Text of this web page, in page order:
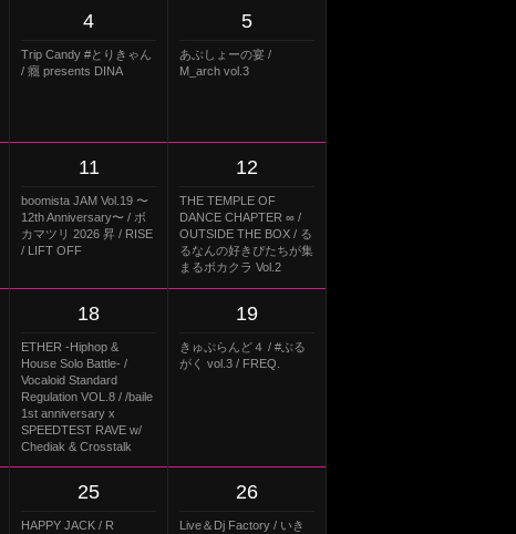
4
Trip Candy #とりきゃん
/ 癮 presents DINA
5
あぶしょーの宴 /
M_arch vol.3
11
boomista JAM Vol.19 〜
12th Anniversary〜 / ボ
カマツリ 2026 昇 / RISE
/ LIFT OFF
12
THE TEMPLE OF
DANCE CHAPTER ∞ /
OUTSIDE THE BOX / る
るなんの好きぴたちが集
まるボカクラ Vol.2
18
ETHER -Hiphop &
House Solo Battle- /
Vocaloid Standard
Regulation VOL.8 / /baile
1st anniversary x
SPEEDTEST RAVE w/
Chediak & Crosstalk
19
きゅぷらんど４ / #ぶる
がく vol.3 / FREQ.
25
HAPPY JACK / R
26
Live＆Dj Factory / いき